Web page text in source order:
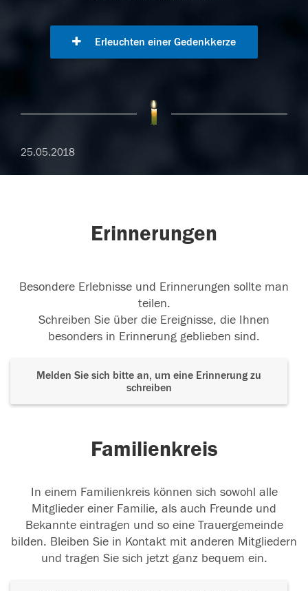
Erleuchten einer Gedenkkerze
25.05.2018
Erinnerungen
Besondere Erlebnisse und Erinnerungen sollte man
teilen.
Schreiben Sie über die Ereignisse, die Ihnen
besonders in Erinnerung geblieben sind.
Melden Sie sich bitte an, um eine Erinnerung zu
schreiben
Familienkreis
In einem Familienkreis können sich sowohl alle
Mitglieder einer Familie, als auch Freunde und
Bekannte eintragen und so eine Trauergemeinde
bilden. Bleiben Sie in Kontakt mit anderen Mitgliedern
und tragen Sie sich jetzt ganz bequem ein.